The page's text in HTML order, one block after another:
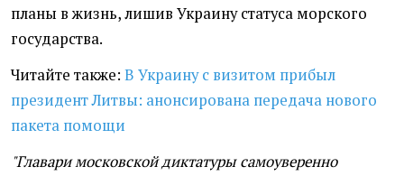
планы в жизнь, лишив Украину статуса морского
государства.
Читайте также: В Украину с визитом прибыл
президент Литвы: анонсирована передача нового
пакета помощи
"Главари московской диктатуры самоуверенно